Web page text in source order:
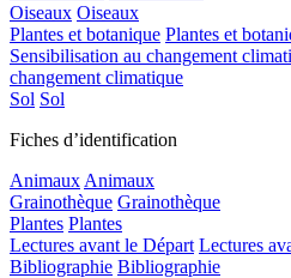
Oiseaux Oiseaux
Plantes et botanique Plantes et
Sensibilisation au changement
changement climatique
Sol Sol
Fiches d’identification
Animaux Animaux
Grainothèque Grainothèque
Plantes Plantes
Lectures avant le Départ Lectures
Bibliographie Bibliographie